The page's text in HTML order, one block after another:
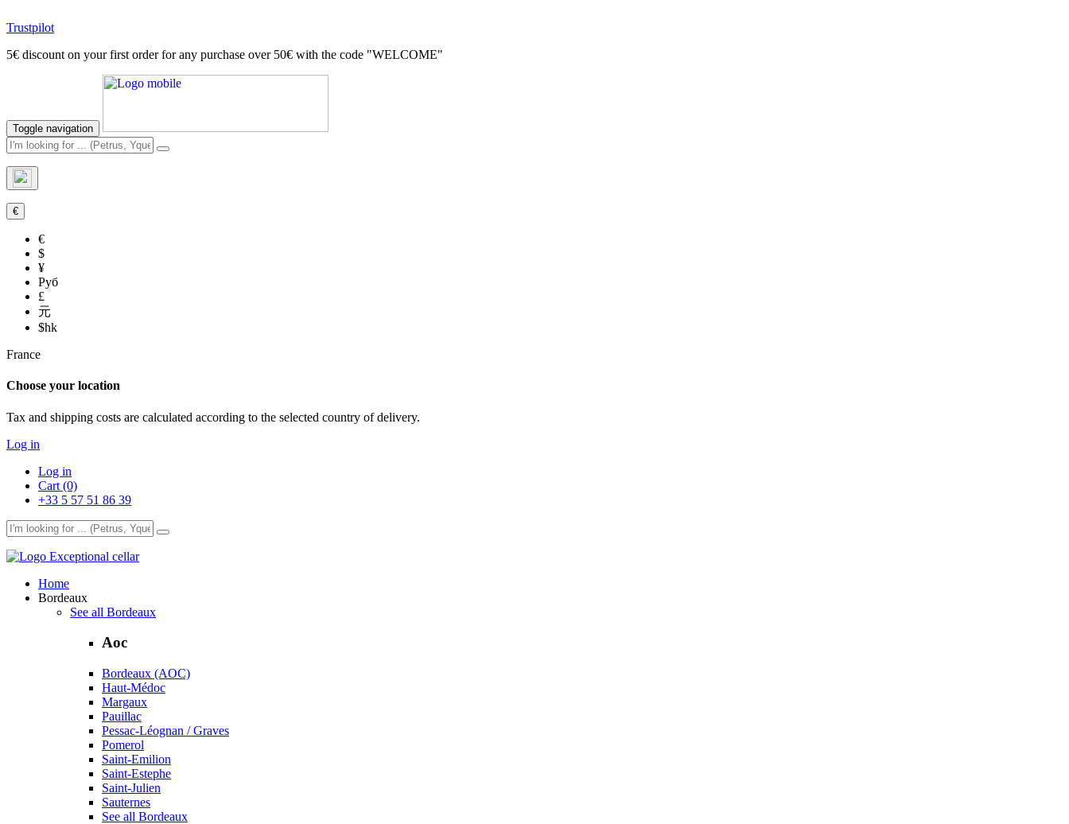
Trustpilot
5€ discount on your first order for any purchase over 50€ with the code "WELCOME"
Toggle navigation
€
€
$
¥
Руб
£
元
$hk
France
Choose your location
Tax and shipping costs are calculated according to the selected country of delivery.
Log in
Log in
Cart (0)
+33 5 57 51 86 39
Exceptional cellar
Home
Bordeaux
See all Bordeaux
Aoc
Bordeaux (AOC)
Haut-Médoc
Margaux
Pauillac
Pessac-Léognan / Graves
Pomerol
Saint-Emilion
Saint-Estephe
Saint-Julien
Sauternes
See all Bordeaux